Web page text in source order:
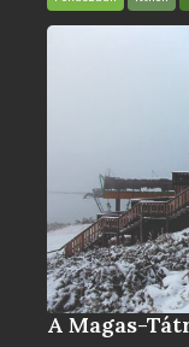
A Magas-